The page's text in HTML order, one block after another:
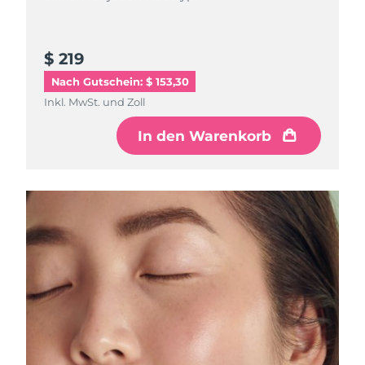
$ 219
Nach Gutschein: $ 153,30
Inkl. MwSt. und Zoll
In den Warenkorb
Luxemburg
Sonderverwaltungsregion
Macau
Erwartete Lieferung 8/13/26
Mexiko Erwartete Lieferung8/14/26
Erwartete Lieferung8/11/26
Niederlande Erwartete Lieferung8/10/26
Neuseeland Erwartete Lieferung8/10/26